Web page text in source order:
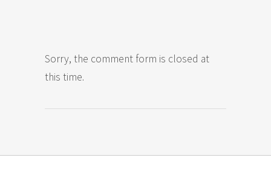
Sorry, the comment form is closed at
this time.